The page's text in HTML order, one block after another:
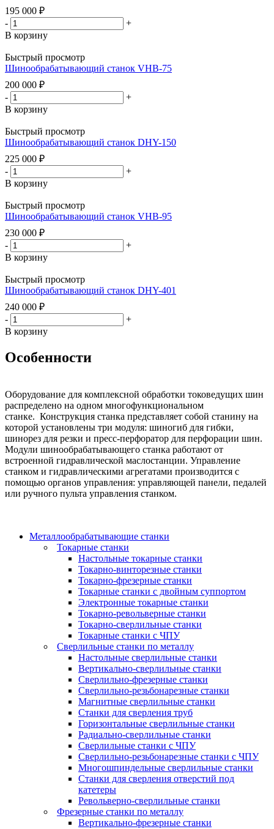
195 000 ₽
-
+
В корзину
Быстрый просмотр
Шинообрабатывающий станок VHB-75
200 000 ₽
-
+
В корзину
Быстрый просмотр
Шинообрабатывающий станок DHY-150
225 000 ₽
-
+
В корзину
Быстрый просмотр
Шинообрабатывающий станок VHB-95
230 000 ₽
-
+
В корзину
Быстрый просмотр
Шинообрабатывающий станок DHY-401
240 000 ₽
-
+
В корзину
Особенности
Оборудование для комплексной обработки токоведущих шин
распределено на одном многофункциональном
станке. Конструкция станка представляет собой станину на
которой установлены три модуля: шиногиб для гибки,
шинорез для резки и пресс-перфоратор для перфорации шин.
Модули шинообрабатывающего станка работают от
встроенной гидравлической маслостанции. Управление
станком и гидравлическими агрегатами производится с
помощью органов управления: управляющей панели, педалей
или ручного пульта управления станком.
Металлообрабатывающие станки
Токарные станки
Настольные токарные станки
Токарно-винторезные станки
Токарно-фрезерные станки
Токарные станки с двойным суппортом
Электронные токарные станки
Токарно-револьверные станки
Токарно-сверлильные станки
Токарные станки с ЧПУ
Сверлильные станки по металлу
Настольные сверлильные станки
Вертикально-сверлильные станки
Сверлильно-фрезерные станки
Сверлильно-резьбонарезные станки
Магнитные сверлильные станки
Станки для сверления труб
Горизонтальные сверлильные станки
Радиально-сверлильные станки
Сверлильные станки с ЧПУ
Сверлильно-резьбонарезные станки с ЧПУ
Многошпиндельные сверлильные станки
Станки для сверления отверстий под
катетеры
Револьверно-сверлильные станки
Фрезерные станки по металлу
Вертикально-фрезерные станки